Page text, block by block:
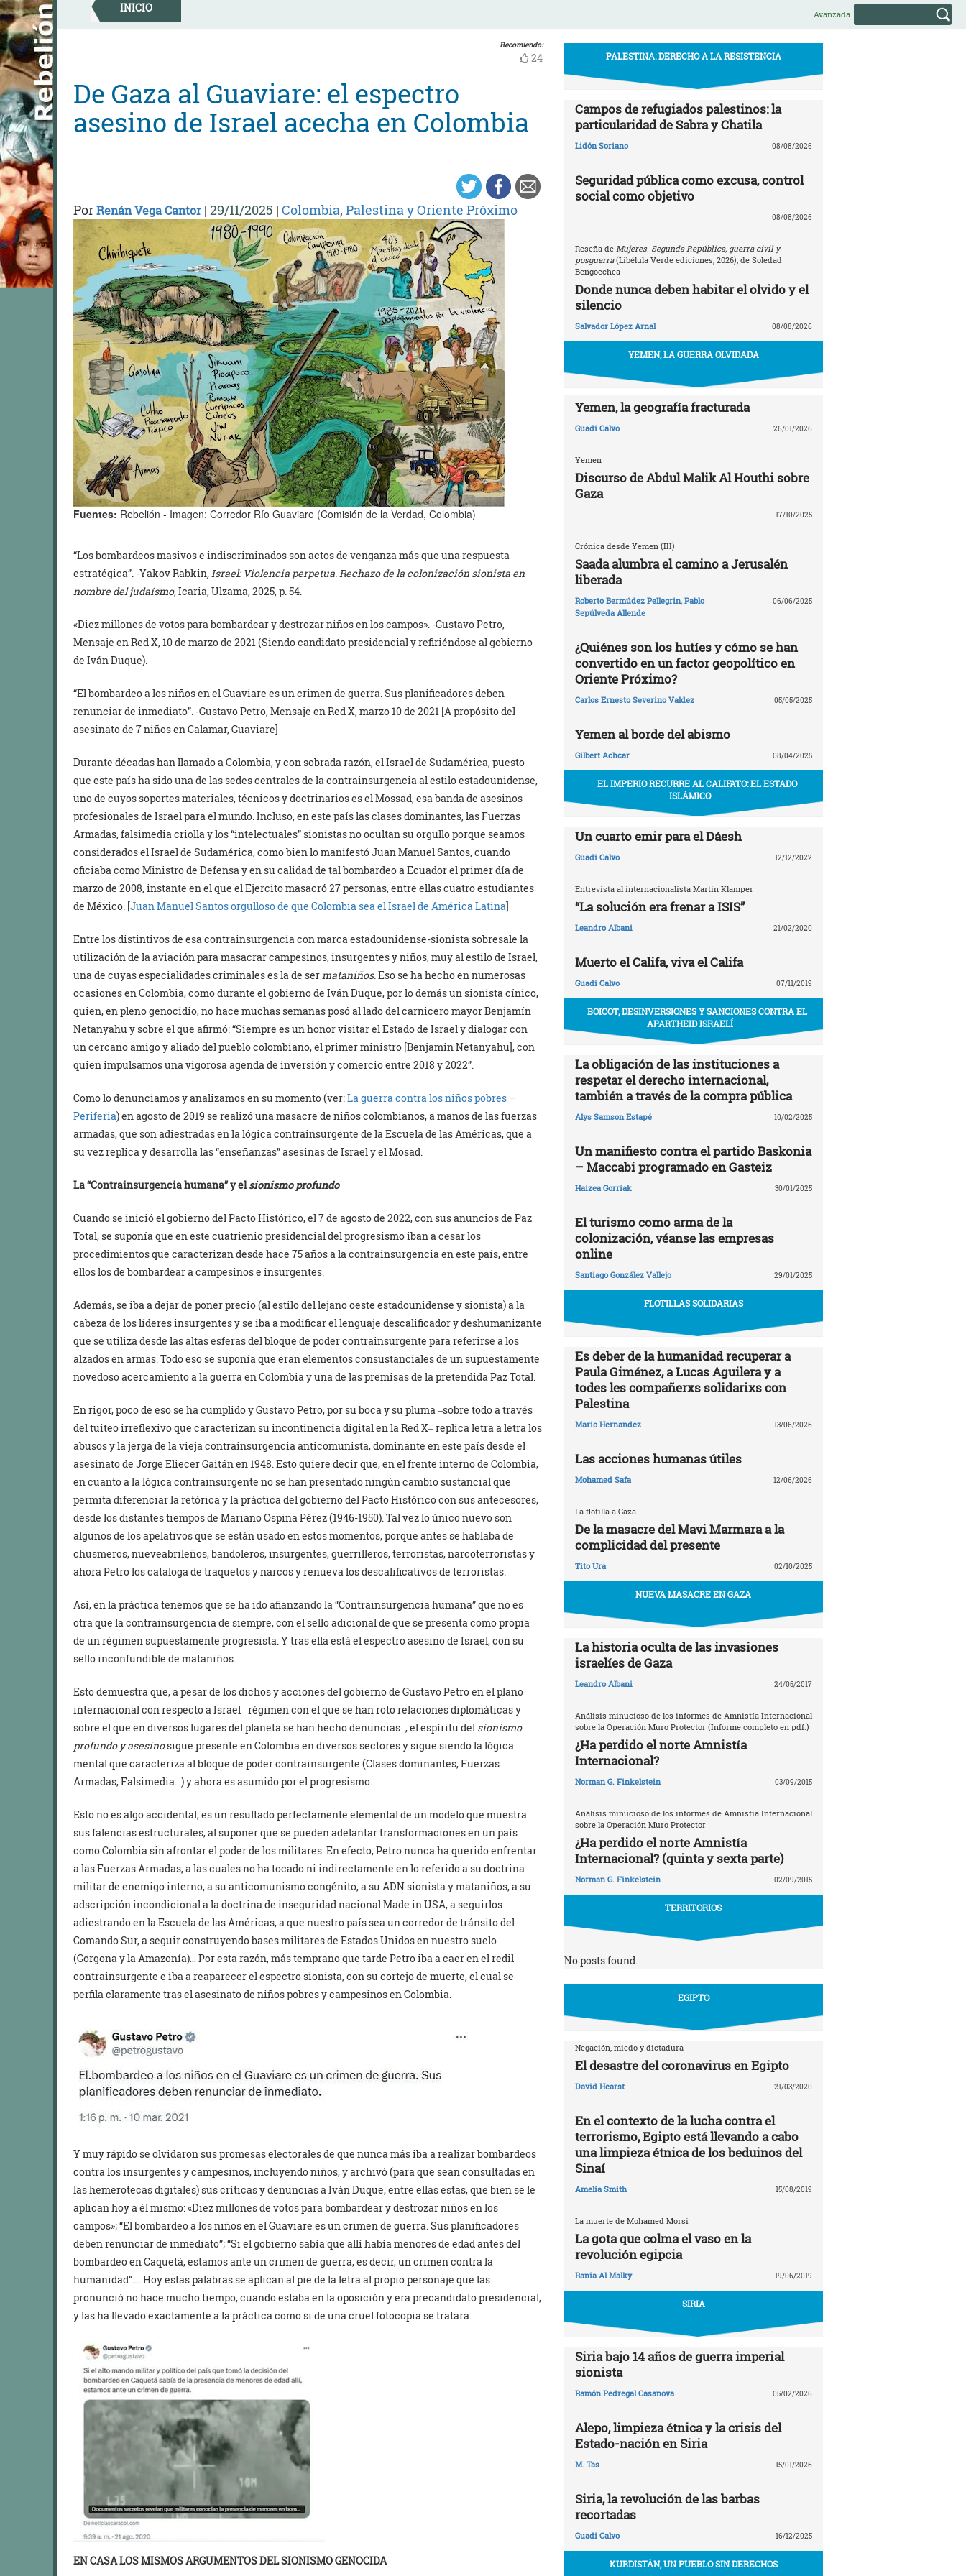
Skip
to
content
INICIO Avanzada
Recomiendo:
24
De Gaza al Guaviare: el espectro
asesino de Israel acecha en Colombia
PorRenán Vega Cantor | 29/11/2025 | Colombia, Palestina y Oriente Próximo
Fuentes: Rebelión - Imagen: Corredor Río Guaviare (Comisión de la Verdad, Colombia)
“Los bombardeos masivos e indiscriminados son actos de venganza más que una respuesta
estratégica”. -Yakov Rabkin, Israel: Violencia perpetua. Rechazo de la colonización sionista en
nombre del judaísmo, Icaria, Ulzama, 2025, p. 54.
«Diez millones de votos para bombardear y destrozar niños en los campos». -Gustavo Petro,
Mensaje en Red X, 10 de marzo de 2021 (Siendo candidato presidencial y refiriéndose al gobierno
de Iván Duque).
“El bombardeo a los niños en el Guaviare es un crimen de guerra. Sus planificadores deben
renunciar de inmediato”. -Gustavo Petro, Mensaje en Red X, marzo 10 de 2021 [A propósito del
asesinato de 7 niños en Calamar, Guaviare]
Durante décadas han llamado a Colombia, y con sobrada razón, el Israel de Sudamérica, puesto
que este país ha sido una de las sedes centrales de la contrainsurgencia al estilo estadounidense,
uno de cuyos soportes materiales, técnicos y doctrinarios es el Mossad, esa banda de asesinos
profesionales de Israel para el mundo. Incluso, en este país las clases dominantes, las Fuerzas
Armadas, falsimedia criolla y los “intelectuales” sionistas no ocultan su orgullo porque seamos
considerados el Israel de Sudamérica, como bien lo manifestó Juan Manuel Santos, cuando
oficiaba como Ministro de Defensa y en su calidad de tal bombardeo a Ecuador el primer día de
marzo de 2008, instante en el que el Ejercito masacró 27 personas, entre ellas cuatro estudiantes
de México. [Juan Manuel Santos orgulloso de que Colombia sea el Israel de América Latina]
Entre los distintivos de esa contrainsurgencia con marca estadounidense-sionista sobresale la
utilización de la aviación para masacrar campesinos, insurgentes y niños, muy al estilo de Israel,
una de cuyas especialidades criminales es la de sermataniños.Eso se ha hecho en numerosas
ocasiones en Colombia, como durante el gobierno de Iván Duque, por lo demás un sionista cínico,
quien, en pleno genocidio, no hace muchas semanas posó al lado del carnicero mayor Benjamín
Netanyahu y sobre el que afirmó: “Siempre es un honor visitar el Estado de Israel y dialogar con
un cercano amigo y aliado del pueblo colombiano, el primer ministro [Benjamin Netanyahu], con
quien impulsamos una vigorosa agenda de inversión y comercio entre 2018 y 2022”.
Como lo denunciamos y analizamos en su momento (ver:La guerra contra los niños pobres –
Periferia) en agosto de 2019 se realizó una masacre de niños colombianos, a manos de las fuerzas
armadas, que son adiestradas en la lógica contrainsurgente de la Escuela de las Américas, que a
su vez replica y desarrolla las “enseñanzas” asesinas de Israel y el Mosad.
La “Contrainsurgencia humana” y elsionismo profundo
Cuando se inició el gobierno del Pacto Histórico, el 7 de agosto de 2022, con sus anuncios de Paz
Total, se suponía que en este cuatrienio presidencial del progresismo iban a cesar los
procedimientos que caracterizan desde hace 75 años a la contrainsurgencia en este país, entre
ellos los de bombardear a campesinos e insurgentes.
Además, se iba a dejar de poner precio (al estilo del lejano oeste estadounidense y sionista) a la
cabeza de los líderes insurgentes y se iba a modificar el lenguaje descalificador y deshumanizante
que se utiliza desde las altas esferas del bloque de poder contrainsurgente para referirse a los
alzados en armas. Todo eso se suponía que eran elementos consustanciales de un supuestamente
novedoso acercamiento a la guerra en Colombia y una de las premisas de la pretendida Paz Total.
En rigor, poco de eso se ha cumplido y Gustavo Petro, por su boca y su pluma ‒sobre todo a través
del tuiteo irreflexivo que caracterizan su incontinencia digital en la Red X‒ replica letra a letra los
abusos y la jerga de la vieja contrainsurgencia anticomunista, dominante en este país desde el
asesinato de Jorge Eliecer Gaitán en 1948. Esto quiere decir que, en el frente interno de Colombia,
en cuanto a la lógica contrainsurgente no se han presentado ningún cambio sustancial que
permita diferenciar la retórica y la práctica del gobierno del Pacto Histórico con sus antecesores,
desde los distantes tiempos de Mariano Ospina Pérez (1946-1950). Tal vez lo único nuevo son
algunos de los apelativos que se están usado en estos momentos, porque antes se hablaba de
chusmeros, nueveabrileños, bandoleros, insurgentes, guerrilleros, terroristas, narcoterroristas y
ahora Petro los cataloga de traquetos y narcos y renueva los descalificativos de terroristas.
Así, en la práctica tenemos que se ha ido afianzando la “Contrainsurgencia humana” que no es
otra que la contrainsurgencia de siempre, con el sello adicional de que se presenta como propia
de un régimen supuestamente progresista. Y tras ella está el espectro asesino de Israel, con su
sello inconfundible de mataniños.
Esto demuestra que, a pesar de los dichos y acciones del gobierno de Gustavo Petro en el plano
internacional con respecto a Israel ‒régimen con el que se han roto relaciones diplomáticas y
sobre el que en diversos lugares del planeta se han hecho denuncias‒, el espíritu del sionismo
profundo y asesinosigue presente en Colombia en diversos sectores y sigue siendo la lógica
mental que caracteriza al bloque de poder contrainsurgente (Clases dominantes, Fuerzas
Armadas, Falsimedia…) y ahora es asumido por el progresismo.
Esto no es algo accidental, es un resultado perfectamente elemental de un modelo que muestra
sus falencias estructurales, al suponer que se pueden adelantar transformaciones en un país
como Colombia sin afrontar el poder de los militares. En efecto, Petro nunca ha querido enfrentar
a las Fuerzas Armadas, a las cuales no ha tocado ni indirectamente en lo referido a su doctrina
militar de enemigo interno, a su anticomunismo congénito, a su ADN sionista y mataniños, a su
adscripción incondicional a la doctrina de inseguridad nacional Made in USA, a seguirlos
adiestrando en la Escuela de las Américas, a que nuestro país sea un corredor de tránsito del
Comando Sur, a seguir construyendo bases militares de Estados Unidos en nuestro suelo
(Gorgona y la Amazonía)… Por esta razón, más temprano que tarde Petro iba a caer en el redil
contrainsurgente e iba a reaparecer el espectro sionista, con su cortejo de muerte, el cual se
perfila claramente tras el asesinato de niños pobres y campesinos en Colombia.
Y muy rápido se olvidaron sus promesas electorales de que nunca más iba a realizar bombardeos
contra los insurgentes y campesinos, incluyendo niños, y archivó (para que sean consultadas en
las hemerotecas digitales) sus críticas y denuncias a Iván Duque, entre ellas estas, que bien se le
aplican hoy a él mismo: «Diez millones de votos para bombardear y destrozar niños en los
campos»; “El bombardeo a los niños en el Guaviare es un crimen de guerra. Sus planificadores
deben renunciar de inmediato”; “Si el gobierno sabía que allí había menores de edad antes del
bombardeo en Caquetá, estamos ante un crimen de guerra, es decir, un crimen contra la
humanidad”…. Hoy estas palabras se aplican al pie de la letra al propio personaje que las
pronunció no hace mucho tiempo, cuando estaba en la oposición y era precandidato presidencial,
y las ha llevado exactamente a la práctica como si de una cruel fotocopia se tratara.
EN CASA LOS MISMOS ARGUMENTOS DEL SIONISMO GENOCIDA
PALESTINA: DERECHO A LA RESISTENCIA
Campos de refugiados palestinos: la
particularidad de Sabra y Chatila
Lidón Soriano 08/08/2026
Seguridad pública como excusa, control
social como objetivo
08/08/2026
Reseña de Mujeres. Segunda República, guerra civil y
posguerra(Libélula Verde ediciones, 2026), de Soledad
Bengoechea
Donde nunca deben habitar el olvido y el
silencio
Salvador López Arnal 08/08/2026
YEMEN, LA GUERRA OLVIDADA
Yemen, la geografía fracturada
Guadi Calvo 26/01/2026
Yemen
Discurso de Abdul Malik Al Houthi sobre
Gaza
17/10/2025
Crónica desde Yemen (III)
Saada alumbra el camino a Jerusalén
liberada
Roberto Bermúdez Pellegrin, Pablo
Sepúlveda Allende
06/06/2025
¿Quiénes son los hutíes y cómo se han
convertido en un factor geopolítico en
Oriente Próximo?
Carlos Ernesto Severino Valdez 05/05/2025
Yemen al borde del abismo
Gilbert Achcar 08/04/2025
EL IMPERIO RECURRE AL CALIFATO: EL ESTADO
ISLÁMICO
Un cuarto emir para el Dáesh
Guadi Calvo 12/12/2022
Entrevista al internacionalista Martin Klamper
“La solución era frenar a ISIS”
Leandro Albani 21/02/2020
Muerto el Califa, viva el Califa
Guadi Calvo 07/11/2019
BOICOT, DESINVERSIONES Y SANCIONES CONTRA EL
APARTHEID ISRAELÍ
La obligación de las instituciones a
respetar el derecho internacional,
también a través de la compra pública
Alys Samson Estapé 10/02/2025
Un manifiesto contra el partido Baskonia
– Maccabi programado en Gasteiz
Haizea Gorriak 30/01/2025
El turismo como arma de la
colonización, véanse las empresas
online
Santiago González Vallejo 29/01/2025
FLOTILLAS SOLIDARIAS
Es deber de la humanidad recuperar a
Paula Giménez, a Lucas Aguilera y a
todes les compañerxs solidarixs con
Palestina
Mario Hernandez 13/06/2026
Las acciones humanas útiles
Mohamed Safa 12/06/2026
La flotilla a Gaza
De la masacre del Mavi Marmara a la
complicidad del presente
Tito Ura 02/10/2025
NUEVA MASACRE EN GAZA
La historia oculta de las invasiones
israelíes de Gaza
Leandro Albani 24/05/2017
Análisis minucioso de los informes de Amnistía Internacional
sobre la Operación Muro Protector (Informe completo en pdf.)
¿Ha perdido el norte Amnistía
Internacional?
Norman G. Finkelstein 03/09/2015
Análisis minucioso de los informes de Amnistía Internacional
sobre la Operación Muro Protector
¿Ha perdido el norte Amnistía
Internacional? (quinta y sexta parte)
Norman G. Finkelstein 02/09/2015
TERRITORIOS
No posts found.
EGIPTO
Negación, miedo y dictadura
El desastre del coronavirus en Egipto
David Hearst 21/03/2020
En el contexto de la lucha contra el
terrorismo, Egipto está llevando a cabo
una limpieza étnica de los beduinos del
Sinaí
Amelia Smith 15/08/2019
La muerte de Mohamed Morsi
La gota que colma el vaso en la
revolución egipcia
Rania Al Malky 19/06/2019
SIRIA
Siria bajo 14 años de guerra imperial
sionista
Ramón Pedregal Casanova 05/02/2026
Alepo, limpieza étnica y la crisis del
Estado-nación en Siria
M. Tas 15/01/2026
Siria, la revolución de las barbas
recortadas
Guadi Calvo 16/12/2025
KURDISTÁN, UN PUEBLO SIN DERECHOS